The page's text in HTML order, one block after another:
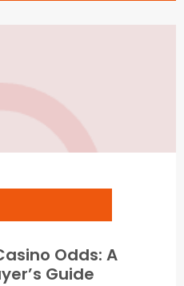
Odds: A
Guide